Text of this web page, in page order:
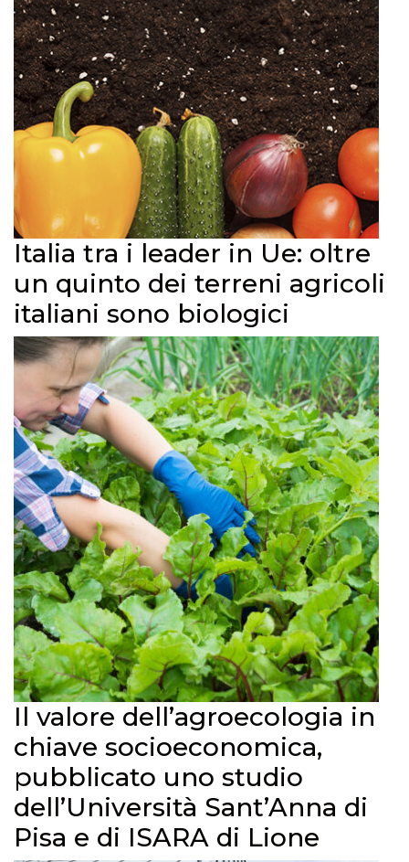
Italia tra i leader in Ue: oltre
un quinto dei terreni agricoli
italiani sono biologici
Il valore dell’agroecologia in
chiave socioeconomica,
pubblicato uno studio
dell’Università Sant’Anna di
Pisa e di ISARA di Lione